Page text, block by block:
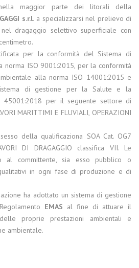
nella maggior parte dei litorali della
s.r.l.a specializzarsi nel prelievo di
dragaggio selettivo superficiale con
per la conformità del Sistema di
norma ISO 9001:2015, per la conformità
alla norma ISO 14001:2015 e
di gestione per la Salute e la
45001:2018 per il seguente settore di
MARITTIMI E FLUVIALI, OPERAZIONI
della qualificaziona SOA Cat. OG7
DI DRAGAGGIO classifica VII. Le
al committente, sia esso pubblico o
in ogni fase di produzione e di
ha adottato un sistema di gestione
EMAS al fine di attuare il
proprie prestazioni ambientali e
ambientale.